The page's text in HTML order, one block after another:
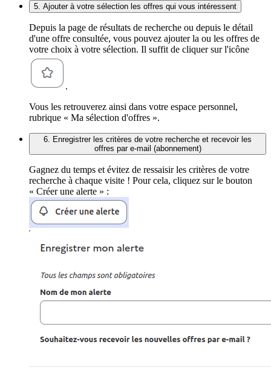
5. Ajouter à votre sélection les offres qui vous intéressent
Depuis la page de résultats de recherche ou depuis le détail
d'une offre consultée, vous pouvez ajouter la ou les offres de
votre choix à votre sélection. Il suffit de cliquer sur l'icône
.
Vous les retrouverez ainsi dans votre espace personnel,
rubrique « Ma sélection d'offres ».
6. Enregistrer les critères de votre recherche et recevoir les
offres par e-mail (abonnement)
Gagnez du temps et évitez de ressaisir les critères de votre
recherche à chaque visite ! Pour cela, cliquez sur le bouton
« Créer une alerte » :